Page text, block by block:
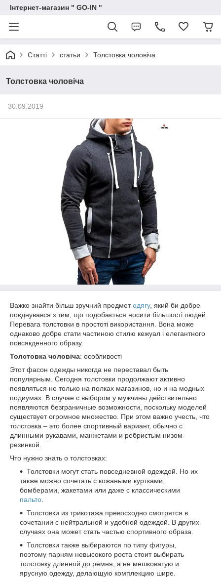
Інтернет-магазин " GO-IN "
Статті статьи Толстовка чоловіча
Толстовка чоловіча
30.09.2019
Важко знайти більш зручний предметодягу, який би добре
поєднувався з тим, що подобається носити більшості людей.
Перевага толстовки в простоті використання. Вона може
однаково добре стати частиною стилю кежуал і елегантного
повсякденного образу.
Толстовка чоловіча: особливості
Этот фасон одежды никогда не переставал быть
популярным. Сегодня толстовки продолжают активно
появляться не только на полках магазинов, но и на модных
подиумах. В случае с выбором у мужчины действительно
появляются безграничные возможности, поскольку моделей
существует огромное множество. При этом важно учесть, что
толстовка – это более спортивный вариант, обычно с
длинными рукавами, манжетами и ребристым низом-
резинкой.
Что нужно знать о толстовках:
Толстовки могут стать повседневной одеждой. Но их
также можно сочетать с кожаными куртками,
бомберами, жакетами или даже с классическими
пальто
Толстовки из трикотажа превосходно смотрятся в
сочетании с нейтральной и удобной одеждой. В других
случаях она может стать частью спортивного образа.
Толстовки также выбираются по типу фигуры,
поэтому парням невысокого роста стоит выбирать
толстовку длинной до ремня, а не мешковатую и
ярусную одежду, делающую комплекцию шире.